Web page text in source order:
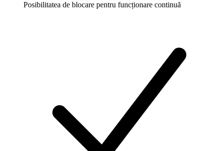
Posibilitatea de blocare pentru funcționare continuă